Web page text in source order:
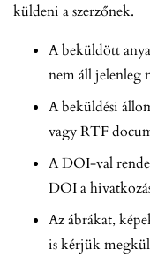
küldeni a szerzőnek.
A beküldött
nem áll jelenleg
A beküldési
vagy RTF
A DOI-val
DOI a
Az ábrákat,
is kérjük